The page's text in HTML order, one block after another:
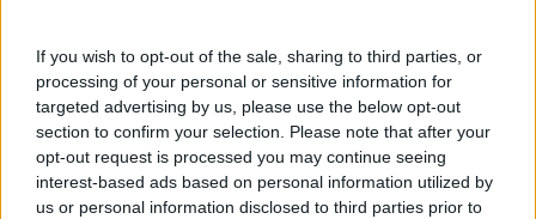
If you wish to opt-out of the sale, sharing to third parties, or
processing of your personal or sensitive information for
targeted advertising by us, please use the below opt-out
section to confirm your selection. Please note that after your
opt-out request is processed you may continue seeing
interest-based ads based on personal information utilized by
us or personal information disclosed to third parties prior to
gs180611 06/08/2021 9:53
Posizione comoda per andare a Roseto o
Giulianova se hai una bicicletta (circa 5km).
Spiagge non molto vicine, visto che bisogna
attraversare la nazionale (circa 500 metri).